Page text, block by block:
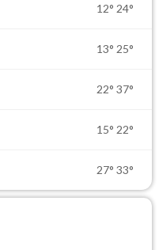
12° 24°
13° 25°
22° 37°
15° 22°
27° 33°